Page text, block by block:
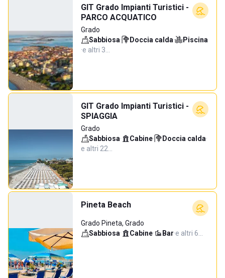
GIT Grado Impianti Turistici -
PARCO ACQUATICO
Grado
Sabbiosa· Doccia calda·
Piscina
·e altri 3…
GIT Grado Impianti Turistici -
SPIAGGIA
Grado
Sabbiosa· Cabine· Doccia calda·
e altri 22…
Pineta Beach
Grado Pineta, Grado
Sabbiosa· Cabine· Bar·e altri 6…